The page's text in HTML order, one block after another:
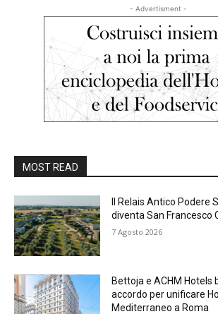
- Advertisment -
MOST READ
Il Relais Antico Podere
diventa San Francesco
7 Agosto 2026
Bettoja e ACHM Hotels
accordo per unificare
Mediterraneo a Roma